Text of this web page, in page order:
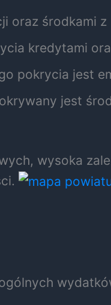
oraz środkami
kredytami
pokrycia jest
jest
wysoka